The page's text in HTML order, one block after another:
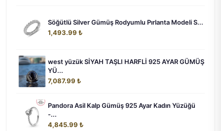
Söğütlü Silver Gümüş Rodyumlu Pırlanta Modeli S...
1,493.99 ₺
west yüzük SİYAH TAŞLI HARFLİ 925 AYAR GÜMÜŞ
YÜ...
7,087.99 ₺
Pandora Asil Kalp Gümüş 925 Ayar Kadın Yüzüğü
-...
4,845.99 ₺